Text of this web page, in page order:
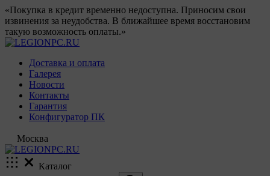
«Покупка в кредит временно недоступна. Приносим свои
извинения за неудобства. В ближайшее время восстановим
такую возможность оплаты.»
Доставка и оплата
Галерея
Новости
Контакты
Гарантия
Конфигуратор ПК
Москва
Каталог